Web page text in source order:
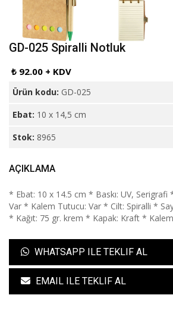
GD-025 Spiralli Notluk
₺ 92.00 + KDV
Ürün kodu: GD-025
Ebat: 10 x 14,5 cm
Stok: 8965
AÇIKLAMA
* Ebat: 10 x 14.5 cm * Baskı: UV, Serigrafi
Var * Kalem Tutucu: Var * Cilt: Spiralli *
* Kağıt: 75 gr. krem * Kapak: Kraft *
WHATSAPP ILE TEKLIF AL
EMAIL ILE TEKLIF AL